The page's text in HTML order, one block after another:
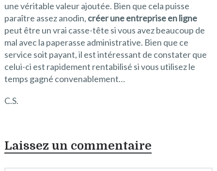
une véritable valeur ajoutée. Bien que cela puisse
paraître assez anodin, créer une entreprise en ligne
peut être un vrai casse-tête si vous avez beaucoup de
mal avec la paperasse administrative. Bien que ce
service soit payant, il est intéressant de constater que
celui-ci est rapidement rentabilisé si vous utilisez le
temps gagné convenablement…
C.S.
Laissez un commentaire